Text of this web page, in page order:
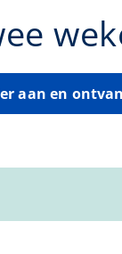
aan en